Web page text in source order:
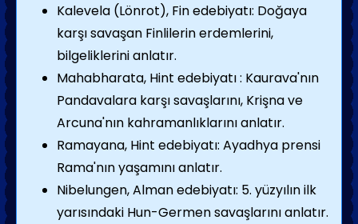
Kalevela (Lönrot), Fin edebiyatı: Doğaya
karşı savaşan Finlilerin erdemlerini,
bilgeliklerini anlatır.
Mahabharata, Hint edebiyatı : Kaurava'nın
Pandavalara karşı savaşlarını, Krişna ve
Arcuna'nın kahraman­lıklarını anlatır.
Ramayana, Hint edebiyatı: Ayadhya prensi
Rama'nın yaşamını anlatır.
Nibelungen, Alman edebiyatı: 5. yüzyılın ilk
yarısındaki Hun-Germen savaş­larını anlatır.